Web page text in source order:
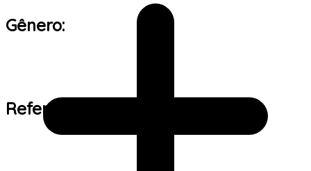
Gênero:
Referência de tamanho: